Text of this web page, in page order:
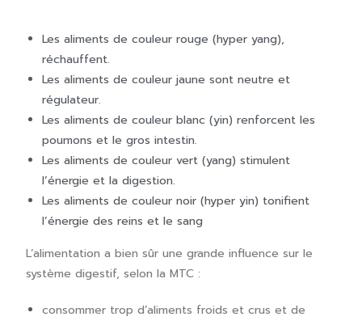
Les aliments de couleur rouge (hyper yang),
réchauffent.
Les aliments de couleur jaune sont neutre et
régulateur.
Les aliments de couleur blanc (yin) renforcent les
poumons et le gros intestin.
Les aliments de couleur vert (yang) stimulent
l’énergie et la digestion.
Les aliments de couleur noir (hyper yin) tonifient
l’énergie des reins et le sang
L’alimentation a bien sûr une grande influence sur le
système digestif, selon la MTC :
consommer trop d’aliments froids et crus et de